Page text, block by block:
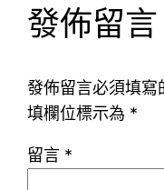
發佈留言
發佈留言必須填寫
填欄位標示為 *
留言 *